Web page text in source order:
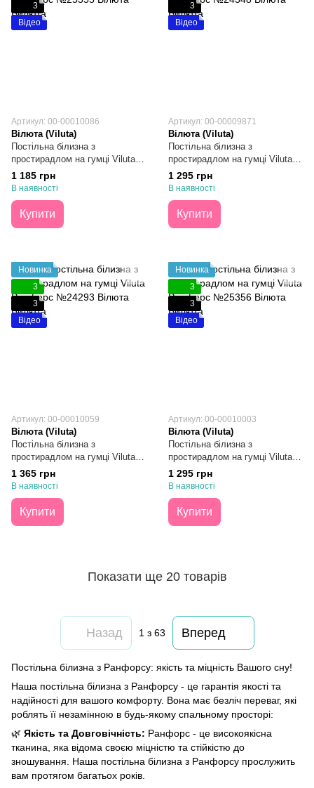
3
Відео
Артикул: 00-00010086
Вілюта (Viluta)
Постільна білизна з
простирадлом на гумці Viluta
Ранфорс №25355 Двоспальна
1 185 грн
В наявності
Купити
3
Відео
Артикул: 00-00009871
Вілюта (Viluta)
Постільна білизна з
простирадлом на гумці Viluta
Ранфорс №24348 Євро
1 295 грн
В наявності
Купити
Новинка
3
3
Відео
Артикул: 00-00010059
Вілюта (Viluta)
Постільна білизна з
простирадлом на гумці Viluta
Ранфорс №24293 Євро
1 365 грн
В наявності
Купити
Новинка
3
3
Відео
Артикул: 00-00010003
Вілюта (Viluta)
Постільна білизна з
простирадлом на гумці Viluta
Ранфорс №25356 Євро
1 295 грн
В наявності
Купити
Показати ще 20 товарів
Назад 1 з 63 Вперед
Постільна білизна з Ранфорсу: якість та міцність Вашого сну!
Наша постільна білизна з Ранфорсу - це гарантія якості та
надійності для вашого комфорту. Вона має безліч переваг, які
роблять її незамінною в будь-якому спальному просторі:
🌿 Якість та Довговічність: Ранфорс - це високоякісна
тканина, яка відома своєю міцністю та стійкістю до
зношування. Наша постільна білизна з Ранфорсу прослужить
вам протягом багатьох років.